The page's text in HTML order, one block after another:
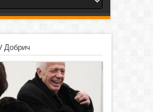
Добрич